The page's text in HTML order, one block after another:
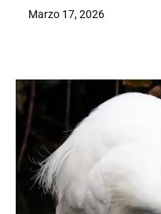
Marzo 17, 2026